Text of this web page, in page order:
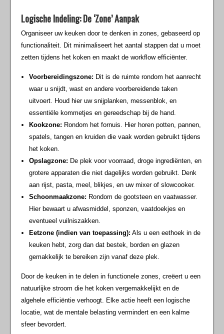
Logische Indeling: De ‘Zone’ Aanpak
Organiseer uw keuken door te denken in zones, gebaseerd op
functionaliteit. Dit minimaliseert het aantal stappen dat u moet
zetten tijdens het koken en maakt de workflow efficiënter.
Voorbereidingszone: Dit is de ruimte rondom het aanrecht
waar u snijdt, wast en andere voorbereidende taken
uitvoert. Houd hier uw snijplanken, messenblok, en
essentiële kommetjes en gereedschap bij de hand.
Kookzone: Rondom het fornuis. Hier horen potten, pannen,
spatels, tangen en kruiden die vaak worden gebruikt tijdens
het koken.
Opslagzone: De plek voor voorraad, droge ingrediënten, en
grotere apparaten die niet dagelijks worden gebruikt. Denk
aan rijst, pasta, meel, blikjes, en uw mixer of slowcooker.
Schoonmaakzone: Rondom de gootsteen en vaatwasser.
Hier bewaart u afwasmiddel, sponzen, vaatdoekjes en
eventueel vuilniszakken.
Eetzone (indien van toepassing): Als u een eethoek in de
keuken hebt, zorg dan dat bestek, borden en glazen
gemakkelijk te bereiken zijn vanaf deze plek.
Door de keuken in te delen in functionele zones, creëert u een
natuurlijke stroom die het koken vergemakkelijkt en de
algehele efficiëntie verhoogt. Elke actie heeft een logische
locatie, wat de mentale belasting vermindert en een kalme
sfeer bevordert.